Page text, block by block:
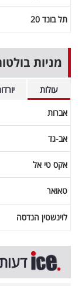
תל בונד 20
מניות
עולות
אברות
אב-גד
אקס טי אל
טאואר
לוינשטין הנדסה